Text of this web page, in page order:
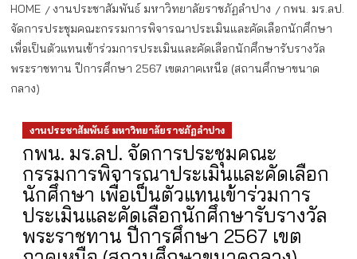
HOME งานประชาสัมพันธ์ มหาวิทยาลัยราชภัฏลำปาง
กพน. มร.ลป.
จัดการประชุมคณะกรรมการพิจารณาประเมินและคัดเลือกนักศึกษา
เพื่อเป็นตัวแทนเข้าร่วมการประเมินและคัดเลือกนักศึกษารับรางวัล
พระราชทาน ปีการศึกษา 2567 เขตภาคเหนือ (สถานศึกษาขนาด
กลาง)
งานประชาสัมพันธ์ มหาวิทยาลัยราชภัฏลำปาง
กพน. มร.ลป. จัดการประชุมคณะ
กรรมการพิจารณาประเมินและคัดเลือก
นักศึกษา เพื่อเป็นตัวแทนเข้าร่วมการ
ประเมินและคัดเลือกนักศึกษารับรางวัล
พระราชทาน ปีการศึกษา 2567 เขต